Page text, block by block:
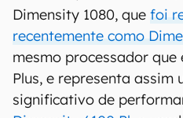
Dimensity 1080, que foi
recentemente como
mesmo processador que
Plus, e representa assim
significativo de